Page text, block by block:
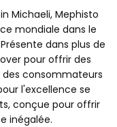
Michaeli, Mephisto
mondiale dans le
dans plus de
pour offrir des
consommateurs
l'excellence se
conçue pour offrir
inégalée.